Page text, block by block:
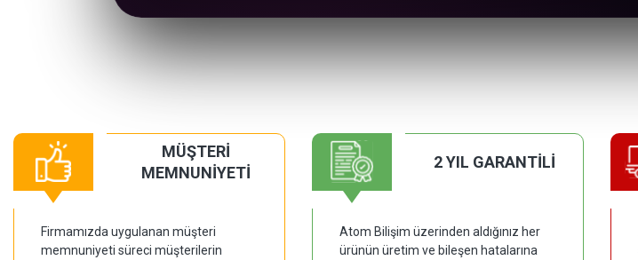
MÜŞTERİ
MEMNUNİYETİ
Firmamızda uygulanan müşteri
memnuniyeti süreci müşterilerin
2 YIL GARANTİLİ
Atom Bilişim üzerinden aldığınız her
ürünün üretim ve bileşen hatalarına